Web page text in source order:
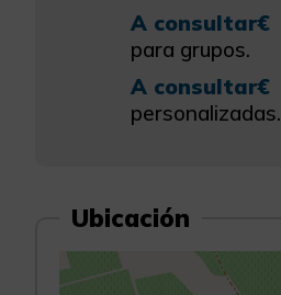
A consultar€
para grupos.
A consultar€
personalizadas.
Ubicación